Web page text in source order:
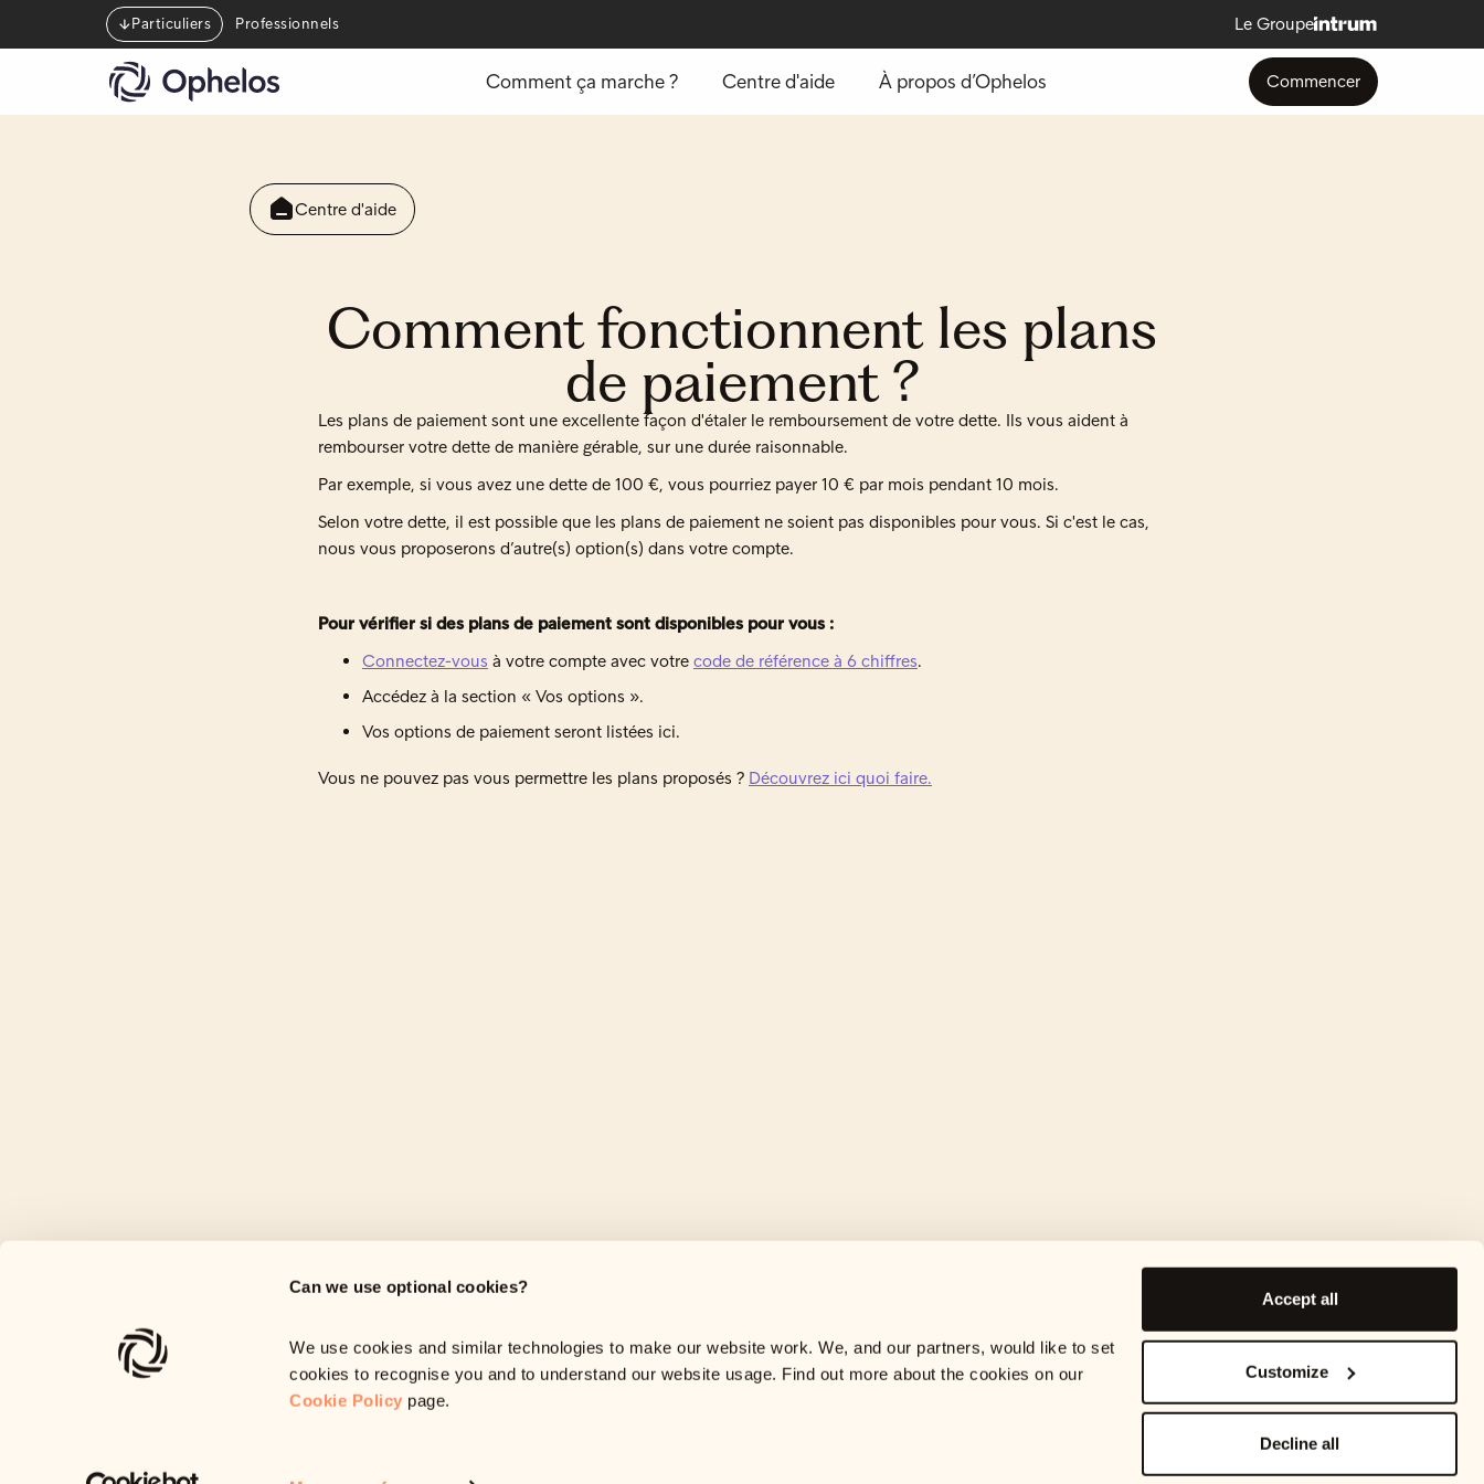
Can we use optional cookies?
We use cookies and similar technologies to make our website work. We, and our partners, would like to set
cookies to recognise you and to understand our website usage. Find out more about the cookies on our
Cookie Policy page.
Accept all
Customize
Decline all
Particuliers Professionnels Le Groupe
Comment ça marche ? Centre d'aide À propos d’Ophelos Commencer
Centre d'aide
Comment fonctionnent les plans
de paiement ?
Les plans de paiement sont une excellente façon d'étaler le remboursement de votre dette. Ils vous aident à
rembourser votre dette de manière gérable, sur une durée raisonnable.
Par exemple, si vous avez une dette de 100 €, vous pourriez payer 10 € par mois pendant 10 mois.
Selon votre dette, il est possible que les plans de paiement ne soient pas disponibles pour vous. Si c'est le cas,
nous vous proposerons d’autre(s) option(s) dans votre compte.
Pour vérifier si des plans de paiement sont disponibles pour vous :
Connectez-vous à votre compte avec votre code de référence à 6 chiffres.
Accédez à la section « Vos options ».
Vos options de paiement seront listées ici.
Vous ne pouvez pas vous permettre les plans proposés ? Découvrez ici quoi faire.